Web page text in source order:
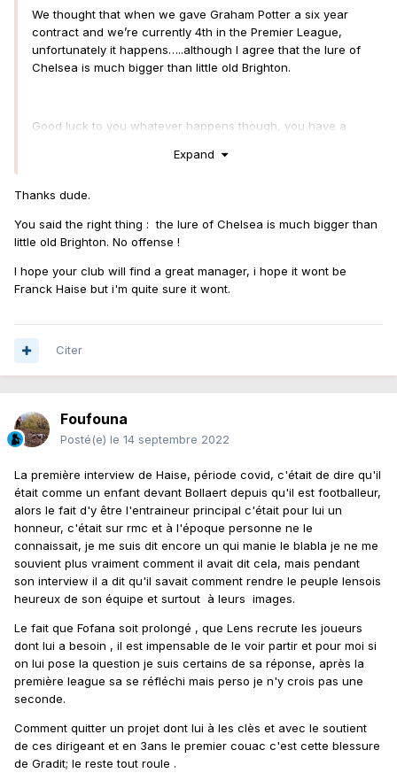
We thought that when we gave Graham Potter a six year
contract and we’re currently 4th in the Premier League,
unfortunately it happens…..although I agree that the lure of
Chelsea is much bigger than little old Brighton.
Good luck to you whatever happens though, you have a
Expand
Thanks dude.
You said the right thing : the lure of Chelsea is much bigger than
little old Brighton. No offense !
I hope your club will find a great manager, i hope it wont be
Franck Haise but i'm quite sure it wont.
Citer
Foufouna
Posté(e) le 14 septembre 2022
La première interview de Haise, période covid, c'était de dire qu'il
était comme un enfant devant Bollaert depuis qu'il est footballeur,
alors le fait d'y être l'entraineur principal c'était pour lui un
honneur, c'était sur rmc et à l'époque personne ne le
connaissait, je me suis dit encore un qui manie le blabla je ne me
souvient plus vraiment comment il avait dit cela, mais pendant
son interview il a dit qu'il savait comment rendre le peuple lensois
heureux de son équipe et surtout à leurs images.
Le fait que Fofana soit prolongé , que Lens recrute les joueurs
dont lui a besoin , il est impensable de le voir partir et pour moi si
on lui pose la question je suis certains de sa réponse, après la
première league sa se réfléchi mais perso je n'y crois pas une
seconde.
Comment quitter un projet dont lui à les clès et avec le soutient
de ces dirigeant et en 3ans le premier couac c'est cette blessure
de Gradit; le reste tout roule .